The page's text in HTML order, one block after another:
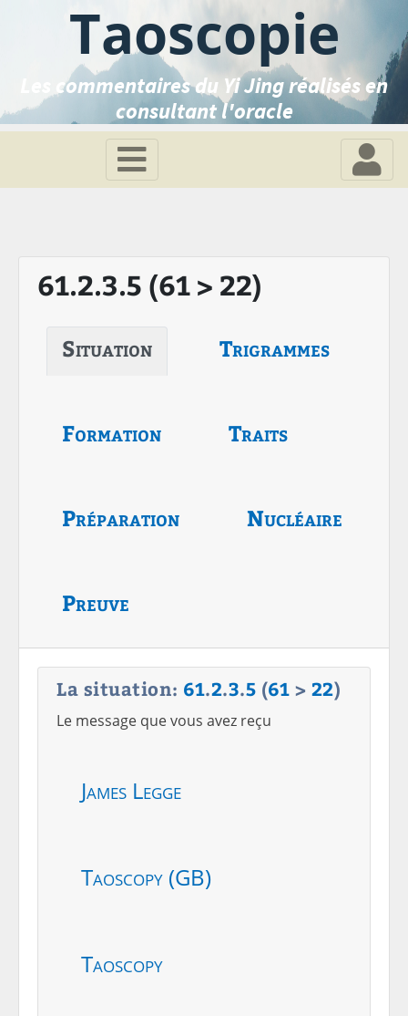
Taoscopie
Les commentaires du Yi Jing réalisés en
consultant l'oracle
61.2.3.5 (61 > 22)
Situation Trigrammes
Formation Traits
Préparation Nucléaire
Preuve
La situation: 61.2.3.5 (61 > 22)
Le message que vous avez reçu
James Legge
Taoscopy (GB)
Taoscopy